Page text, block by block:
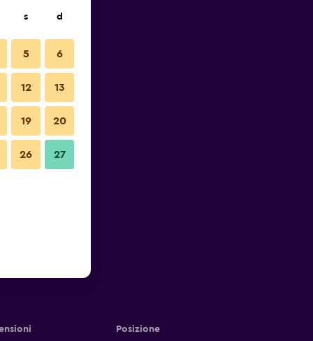
Posizione
s d
5 6
12 13
19 20
26 27